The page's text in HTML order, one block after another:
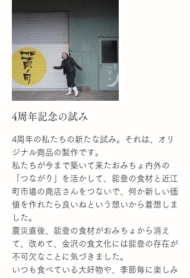
More
4周年記念の試み
4周年の私たちの新たな試み。それは、オリ
ジナル商品の製作です。
私たちが今まで築いて来たおみちょ内外の
「つながり」を活かして、能登の食材と近江
町市場の商店さんをつないで、何か新しい価
値を作れたら良いねという想いから着想しま
した。
震災直後、能登の食材がおみちょから消え
て、改めて、金沢の食文化には能登の存在が
不可欠なことに気づきました。
いつも食べている大好物や、季節毎に楽しみ